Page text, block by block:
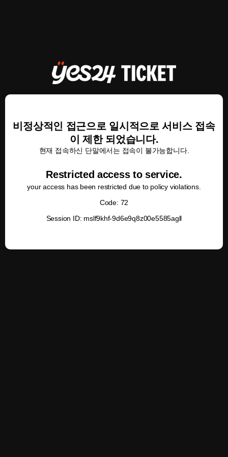
비정상적인 접근으로 일시적으로 서비스 접속
이 제한 되었습니다.
현재 접속하신 단말에서는 접속이 불가능합니다.
Restricted access to service.
your access has been restricted due to policy violations.
Code: 72
Session ID: mslf9khf-9d6e9q8z00e5585agll